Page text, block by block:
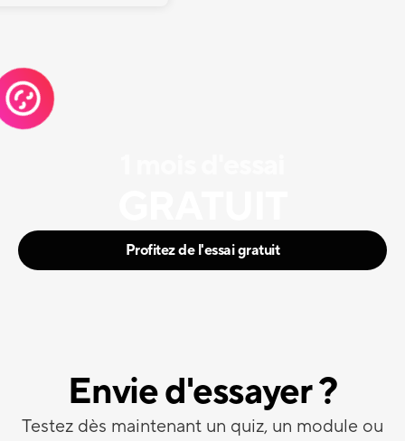
Profitez de l'essai gratuit
Envie d'essayer ?
Testez dès maintenant un quiz, un module ou